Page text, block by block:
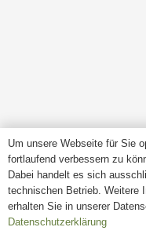
Um unsere Webseite für Sie
fortlaufend verbessern zu
Dabei handelt es sich
technischen Betrieb. Weitere
erhalten Sie in unserer
Datenschutzerklärung